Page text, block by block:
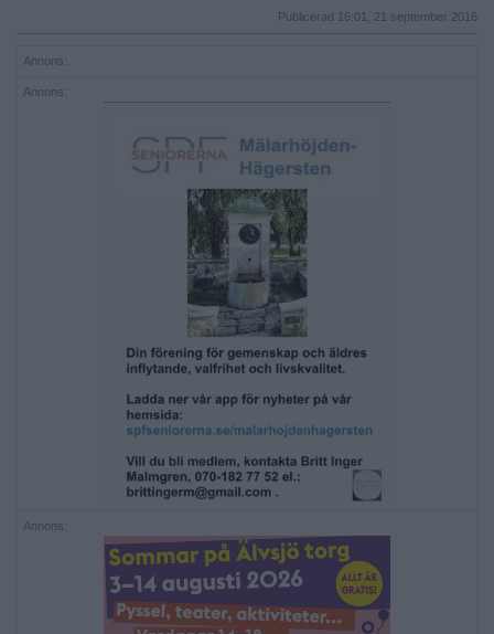
Publicerad 16:01, 21 september 2016
Annons:
Annons:
Annons: